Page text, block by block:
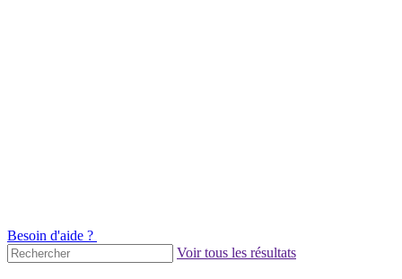
Besoin d'aide ?
Voir tous les résultats